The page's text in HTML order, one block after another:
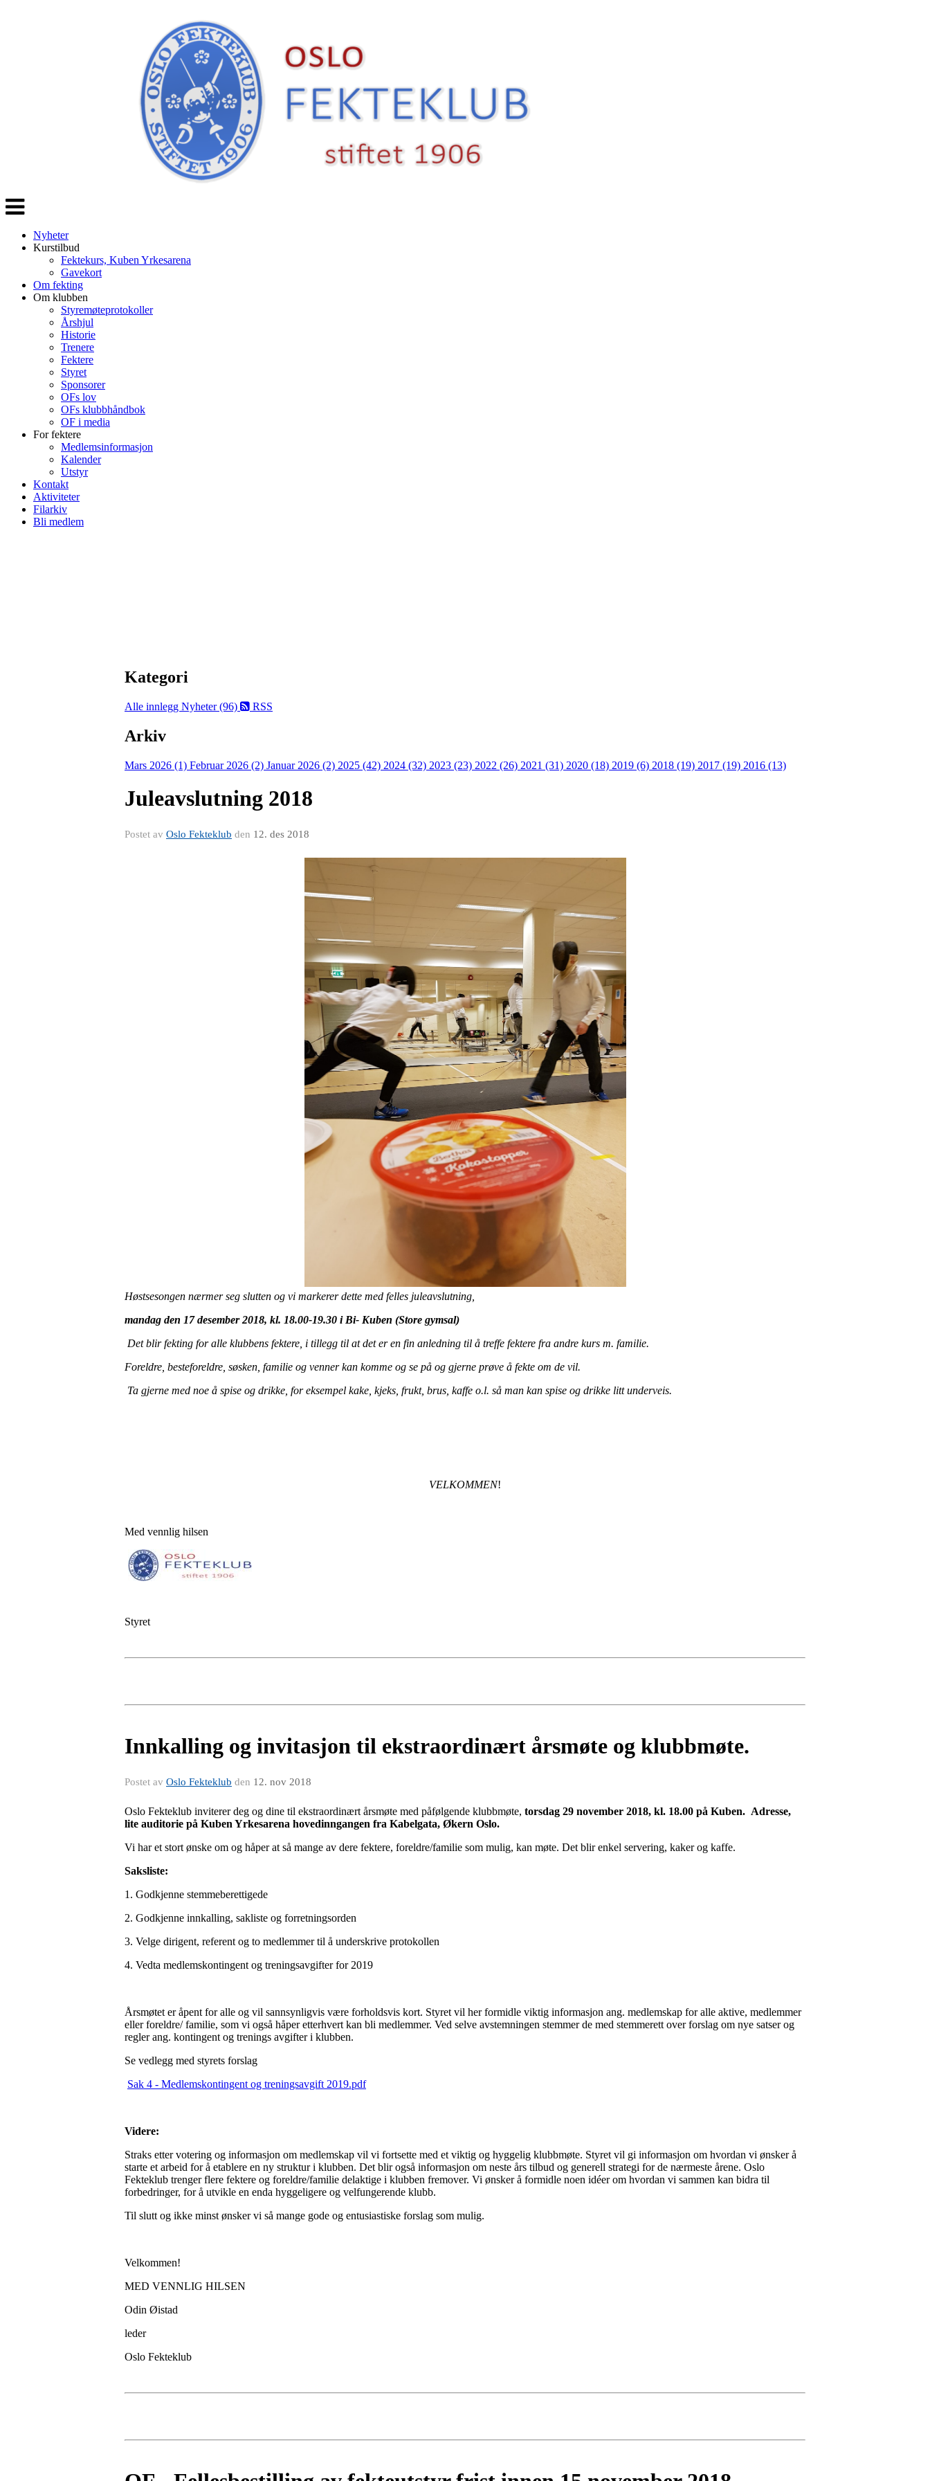
Veksle
navigasjon
Nyheter
Kurstilbud
Fektekurs, Kuben Yrkesarena
Gavekort
Om fekting
Om klubben
Styremøteprotokoller
Årshjul
Historie
Trenere
Fektere
Styret
Sponsorer
OFs lov
OFs klubbhåndbok
OF i media
For fektere
Medlemsinformasjon
Kalender
Utstyr
Kontakt
Aktiviteter
Filarkiv
Bli medlem
Kategori
Alle innlegg Nyheter (96) RSS
Arkiv
Mars 2026 (1) Februar 2026 (2) Januar 2026 (2) 2025 (42) 2024 (32) 2023 (23) 2022 (26) 2021 (31) 2020 (18) 2019 (6) 2018 (19) 2017 (19) 2016 (13)
Juleavslutning 2018
Postet av Oslo Fekteklub den 12. des 2018
Høstsesongen nærmer seg slutten og vi markerer dette med felles juleavslutning,
mandag den 17 desember 2018, kl. 18.00-19.30 i Bi- Kuben (Store gymsal)
Det blir fekting for alle klubbens fektere, i tillegg til at det er en fin anledning til å treffe fektere fra andre kurs m. familie.
Foreldre, besteforeldre, søsken, familie og venner kan komme og se på og gjerne prøve å fekte om de vil.
Ta gjerne med noe å spise og drikke, for eksempel kake, kjeks, frukt, brus, kaffe o.l. så man kan spise og drikke litt underveis.
VELKOMMEN!
Med vennlig hilsen
Styret
Innkalling og invitasjon til ekstraordinært årsmøte og klubbmøte.
Postet av Oslo Fekteklub den 12. nov 2018
Oslo Fekteklub inviterer deg og dine til ekstraordinært årsmøte med påfølgende klubbmøte, torsdag 29 november 2018, kl. 18.00 på Kuben. Adresse,
lite auditorie på Kuben Yrkesarena hovedinngangen fra Kabelgata, Økern Oslo.
Vi har et stort ønske om og håper at så mange av dere fektere, foreldre/familie som mulig, kan møte. Det blir enkel servering, kaker og kaffe.
Saksliste:
1. Godkjenne stemmeberettigede
2. Godkjenne innkalling, sakliste og forretningsorden
3. Velge dirigent, referent og to medlemmer til å underskrive protokollen
4. Vedta medlemskontingent og treningsavgifter for 2019
Årsmøtet er åpent for alle og vil sannsynligvis være forholdsvis kort. Styret vil her formidle viktig informasjon ang. medlemskap for alle aktive, medlemmer
eller foreldre/ familie, som vi også håper etterhvert kan bli medlemmer. Ved selve avstemningen stemmer de med stemmerett over forslag om nye satser og
regler ang. kontingent og trenings avgifter i klubben.
Se vedlegg med styrets forslag
Sak 4 - Medlemskontingent og treningsavgift 2019.pdf
Videre:
Straks etter votering og informasjon om medlemskap vil vi fortsette med et viktig og hyggelig klubbmøte. Styret vil gi informasjon om hvordan vi ønsker å
starte et arbeid for å etablere en ny struktur i klubben. Det blir også informasjon om neste års tilbud og generell strategi for de nærmeste årene. Oslo
Fekteklub trenger flere fektere og foreldre/familie delaktige i klubben fremover. Vi ønsker å formidle noen idéer om hvordan vi sammen kan bidra til
forbedringer, for å utvikle en enda hyggeligere og velfungerende klubb.
Til slutt og ikke minst ønsker vi så mange gode og entusiastiske forslag som mulig.
Velkommen!
MED VENNLIG HILSEN
Odin Øistad
leder
Oslo Fekteklub